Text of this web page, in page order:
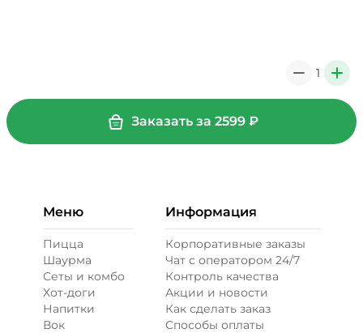
1 +
Заказать за 2599 ₽
Меню
Пицца
Шаурма
Сеты и комбо
Хот-доги
Напитки
Вок
Информация
Корпоративные заказы
Чат с оператором 24/7
Контроль качества
Акции и новости
Как сделать заказ
Способы оплаты